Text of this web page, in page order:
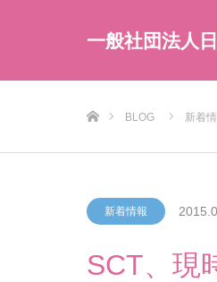
一般社団法人
BLOG 新着
新着情報
SCT、現